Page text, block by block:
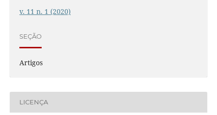
v. 11 n. 1 (2020)
SEÇÃO
Artigos
LICENÇA